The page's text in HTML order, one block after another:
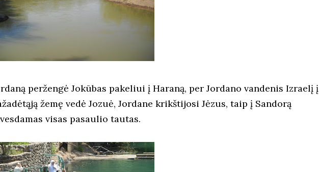
peržengė Jokūbas pakeliui į Haraną, per Jordano vandenis Izraelį į
žemę vedė Jozuė, Jordane krikštijosi Jėzus, taip į Sandorą
visas pasaulio tautas.